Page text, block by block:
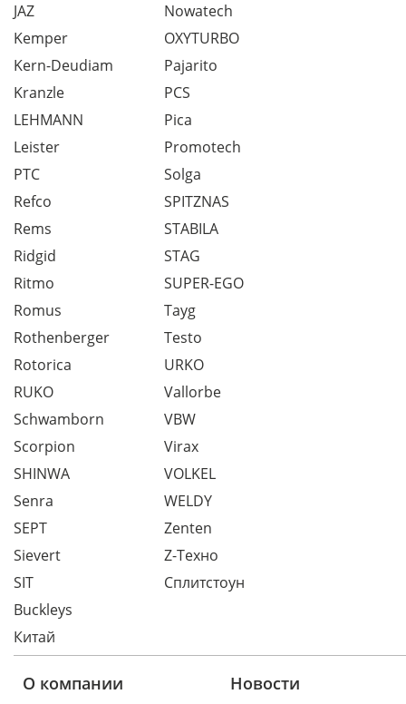
JAZ
Kemper
Kern-Deudiam
Kranzle
LEHMANN
Leister
Nowatech
OXYTURBO
Pajarito
PCS
Pica
Promotech
PTC
Refco
Rems
Ridgid
Ritmo
Romus
Rothenberger
Rotorica
RUKO
Schwamborn
Scorpion
SHINWA
Senra
SEPT
Sievert
SIT
Solga
SPITZNAS
STABILA
STAG
SUPER-EGO
Tayg
Testo
URKO
Vallorbe
VBW
Virax
VOLKEL
WELDY
Zenten
Z-Техно
Сплитстоун
Buckleys
Китай
О компании
Новости